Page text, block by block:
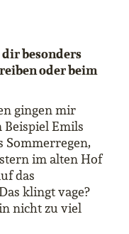
dir besonders
oder beim
gingen mir
Emils
Sommerregen,
im alten Hof
das
klingt vage?
nicht zu viel